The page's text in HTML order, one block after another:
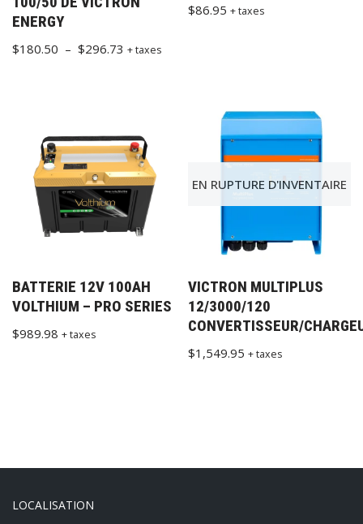
ENERGY
$180.50 – $296.73 + taxes
$86.95 + taxes
BATTERIE 12V 100AH
VOLTHIUM – PRO SERIES
$989.98 + taxes
EN RUPTURE D'INVENTAIRE
VICTRON MULTIPLUS
12/3000/120
CONVERTISSEUR/
$1,549.95 + taxes
LOCALISATION